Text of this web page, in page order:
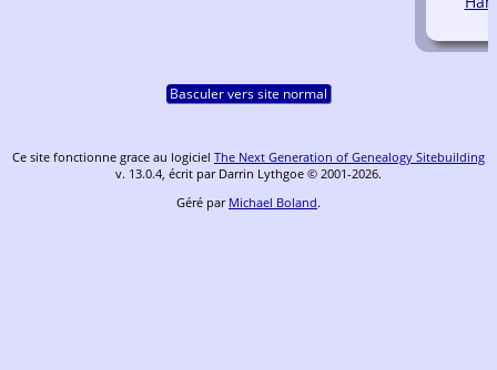
Basculer vers site normal
Ce site fonctionne grace au logiciel The Next Generation of Genealogy Sitebuilding
v. 13.0.4, écrit par Darrin Lythgoe © 2001-2026.
Géré par Michael Boland.